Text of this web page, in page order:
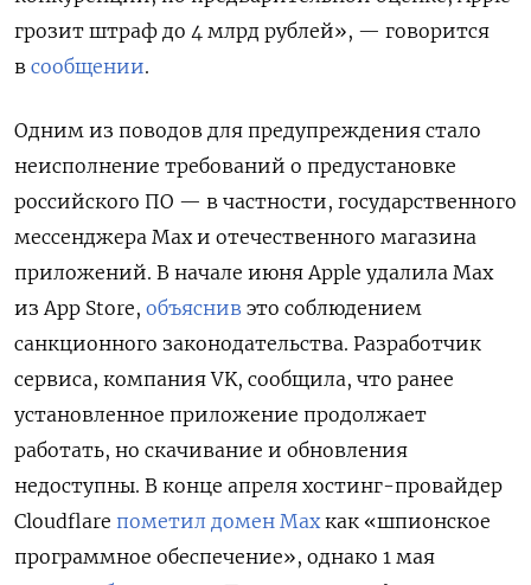
грозит штраф до 4 млрд рублей», — говорится
в сообщении.
Одним из поводов для предупреждения стало
неисполнение требований о предустановке
российского ПО — в частности, государственного
мессенджера Max и отечественного магазина
приложений. В начале июня Apple удалила Max
из App Store, объяснив это соблюдением
санкционного законодательства. Разработчик
сервиса, компания VK, сообщила, что ранее
установленное приложение продолжает
работать, но скачивание и обновления
недоступны. В конце апреля хостинг-провайдер
Cloudflare пометил домен Maxкак «шпионское
программное обеспечение», однако 1 мая